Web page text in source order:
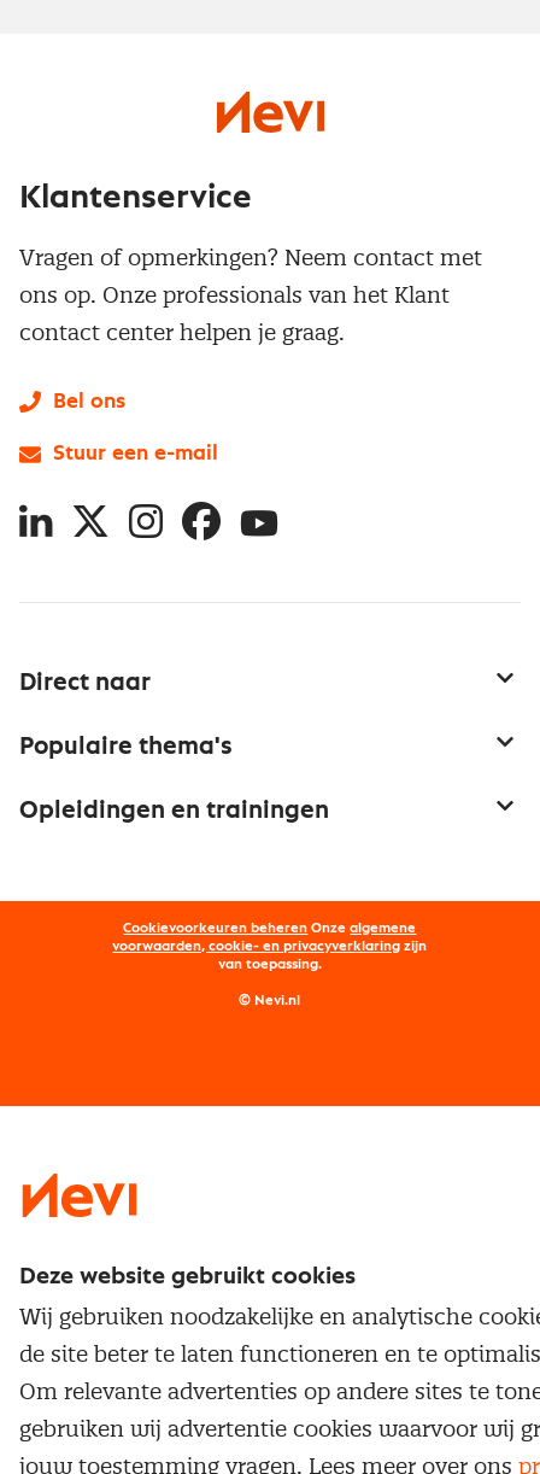
Direct naar
Netwerk en communities
Word lid van Nevi
Nevi PMI®
Populaire thema's
Onderhandelen
Opleidingen en trainingen
Opleidingen
Maatwerk
Nevi 2
Klantenservice
Vragen of opmerkingen? Neem contact met
ons op. Onze professionals van het Klant
contact center helpen je graag.
Bel ons
Stuur een e-mail
LinkedIn
X InstagramFacebookYouTube
Cookievoorkeuren beheren Onzealgemene
voorwaarden, cookie- en privacyverklaring zijn
van toepassing.
© Nevi.nl
Deze website gebruikt cookies
Wij gebruiken noodzakelijke en analytische
de site beter te laten functioneren en te
Om relevante advertenties op andere sites te
gebruiken wij advertentie cookies waarvoor wij
jouw toestemming vragen. Lees meer over ons